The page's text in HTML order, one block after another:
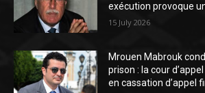
exécution provoque
15 July 2026
Mrouen Mabrouk
prison : la cour
en cassation d’appel